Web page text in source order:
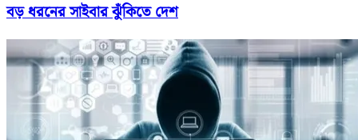
বড় ধরনের সাইবার ঝুঁকিতে দেশ